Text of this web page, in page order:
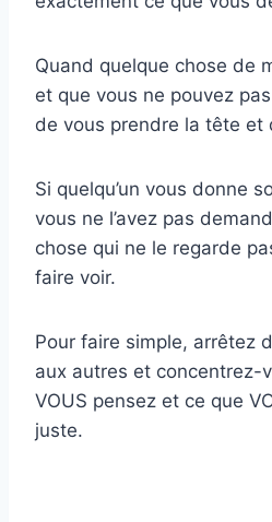
Quand quelque chose de
et que vous ne pouvez
de vous prendre la tête et
Si quelqu’un vous donne
vous ne l’avez pas
chose qui ne le regarde
faire voir.
Pour faire simple, arrêtez
aux autres et concentrez-
VOUS pensez et ce que
juste.